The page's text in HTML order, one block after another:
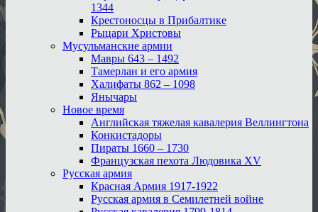
1344
Крестоносцы в Прибалтике
Рыцари Христовы
Мусульманские армии
Мавры 643 – 1492
Тамерлан и его армия
Халифаты 862 – 1098
Янычары
Новое время
Английская тяжелая кавалерия Веллингтона
Конкистадоры
Пираты 1660 – 1730
Французская пехота Людовика XV
Русская армия
Красная Армия 1917-1922
Русская армия в Семилетней войне